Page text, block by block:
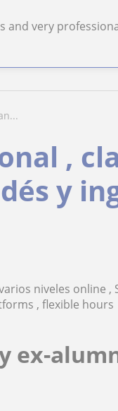
and very
,
y
niveles online ,
, flexible hours
ex-